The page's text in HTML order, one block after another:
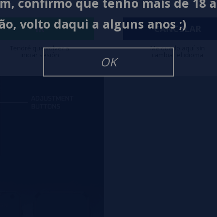
volto daqui a alguns anos ;)
OK
IR
Tendré que volver a
CANCELAR
Me quedo aquí sin